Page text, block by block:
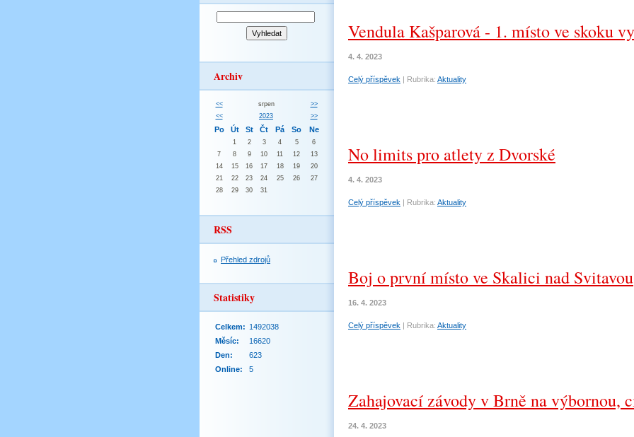
Vendula Kašparová - 1. místo ve skoku
4. 4. 2023
Celý příspěvek | Rubrika: Aktuality
No limits pro atlety z Dvorské
4. 4. 2023
Celý příspěvek | Rubrika: Aktuality
Boj o první místo ve Skalici nad Svitavou
16. 4. 2023
Celý příspěvek | Rubrika: Aktuality
Zahajovací závody v Brně na výbornou,
24. 4. 2023
Archiv
<< srpen
>>
<<
2023 >>
Po Út St Čt Pá So Ne
1 2 3 4 5
6
7
8 9 10 11 12
13
14
15 16 17 18 19
20
21
22 23 24 25 26
27
28
29 30 31
RSS
Přehled zdrojů
Statistiky
Online: 5
Celkem: 1492038
Měsíc:
16620
Den:
623